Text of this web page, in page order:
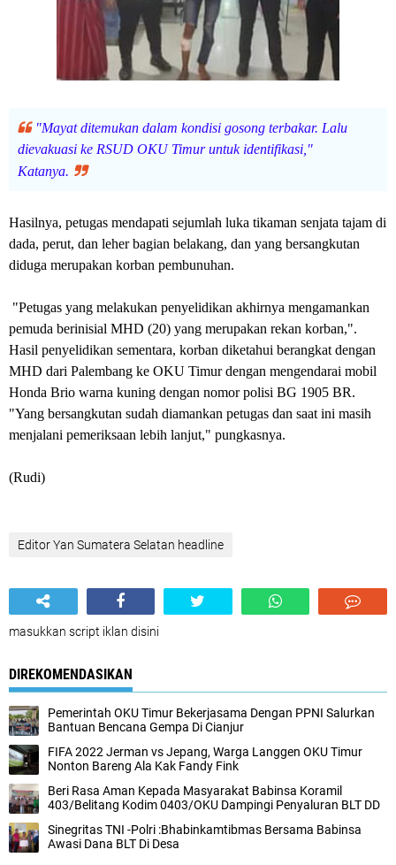
"Mayat ditemukan dalam kondisi gosong terbakar. Lalu
dievakuasi ke RSUD OKU Timur untuk identifikasi,"
Katanya.
Hasilnya, petugas mendapati sejumlah luka tikaman senjata tajam di
dada, perut, dan leher bagian belakang, dan yang bersangkutan
diduga merupakan korban pembunuhan.
"Petugas yang melakukan penyelidikan akhirnya mengamankan
pemuda berinisial MHD (20) yang merupakan rekan korban,".
Hasil penyelidikan sementara, korban diketahui berangkat dengan
MHD dari Palembang ke OKU Timur dengan mengendarai mobil
Honda Brio warna kuning dengan nomor polisi BG 1905 BR.
"Yang bersangkutan sudah diamankan petugas dan saat ini masih
menjalani pemeriksaan lebih lanjut," pungkasnya.
(Rudi)
Editor Yan Sumatera Selatan headline
masukkan script iklan disini
DIREKOMENDASIKAN
Pemerintah OKU Timur Bekerjasama Dengan PPNI Salurkan
Bantuan Bencana Gempa Di Cianjur
FIFA 2022 Jerman vs Jepang, Warga Langgen OKU Timur
Nonton Bareng Ala Kak Fandy Fink
Beri Rasa Aman Kepada Masyarakat Babinsa Koramil
403/Belitang Kodim 0403/OKU Dampingi Penyaluran BLT DD
Sinegritas TNI -Polri :Bhabinkamtibmas Bersama Babinsa
Awasi Dana BLT Di Desa